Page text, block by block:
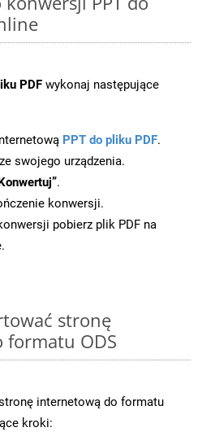
PDF wykonaj następujące
PPT do pliku PDF.
swojego urządzenia.
.
konwersji.
pobierz plik PDF na
stronę
ODS
internetową do formatu
kroki: